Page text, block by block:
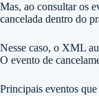
Mas, ao consultar os
cancelada dentro do
Nesse caso, o XML
O evento de
Principais eventos